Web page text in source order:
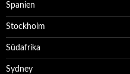
Spanien
Stockholm
Südafrika
Sydney